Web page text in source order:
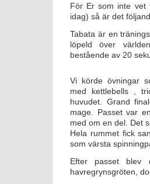
För Er som inte vet
idag) så är det
Tabata är en
löpeld över
bestående av 20
Vi körde övningar
med kettlebells ,
huvudet. Grand
mage. Passet var
med om en del. Det
Hela rummet fick
som värsta
Efter passet blev
havregrynsgröten,